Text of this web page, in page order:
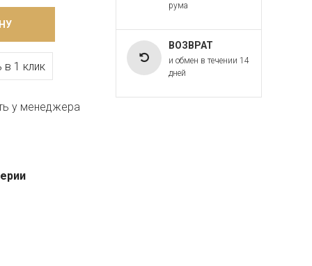
в 1 клик
у менеджера
рума
ВОЗВРАТ
и обмен в течении 14
дней